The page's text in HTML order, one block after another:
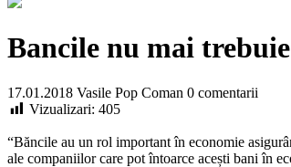
Bancile nu mai
17.01.2018 Vasile Pop Coman 0 comentarii
Vizualizari: 405
“Băncile au un rol important în economie
ale companiilor care pot întoarce acești bani în